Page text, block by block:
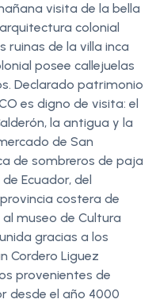
visita de la bella
colonial
ruinas de la villa inca
posee callejuelas
Declarado patrimonio
es digno de visita: el
la antigua y la
de San
de sombreros de paja
Ecuador, del
costera de
museo de Cultura
gracias a los
Cordero Liguez
provenientes de
desde el año 4000